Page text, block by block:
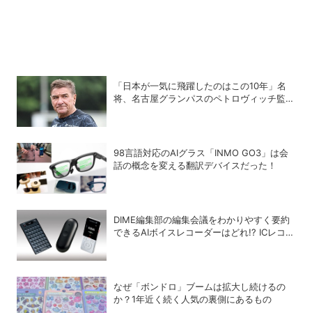
「日本が一気に飛躍したのはこの10年」名
将、名古屋グランパスのペトロヴィッチ監督
98言語対応のAIグラス「INMO GO3」は会
話の概念を変える翻訳デバイスだった！
DIME編集部の編集会議をわかりやすく要約
できるAIボイスレコーダーはどれ!? ICレコー
なぜ「ボンドロ」ブームは拡大し続けるの
か？1年近く続く人気の裏側にあるもの